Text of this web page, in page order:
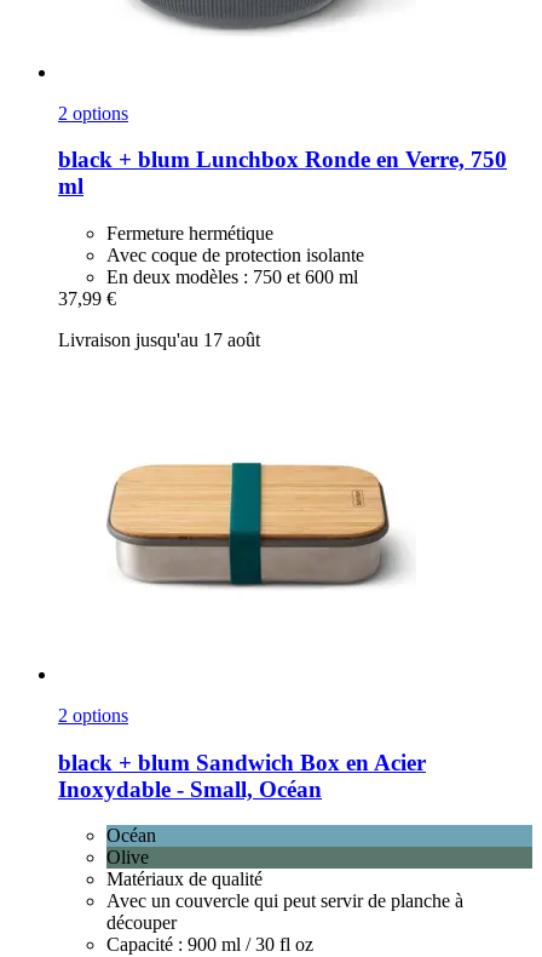
2 options
black + blum Lunchbox Ronde en Verre, 750
ml
Fermeture hermétique
Avec coque de protection isolante
En deux modèles : 750 et 600 ml
37,99 €
Livraison jusqu'au 17 août
2 options
black + blum Sandwich Box en Acier
Inoxydable -​ Small, Océan
Océan
Olive
Matériaux de qualité
Avec un couvercle qui peut servir de planche à
découper
Capacité : 900 ml / 30 fl oz